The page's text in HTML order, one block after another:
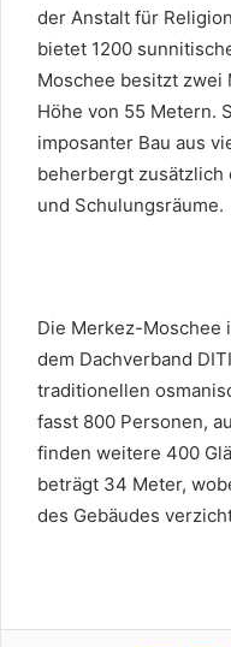
der Anstalt für
bietet 1200
Moschee besitzt
Höhe von 55 Metern.
imposanter Bau aus
beherbergt zusätzlich
und Schulungsräume.
Die Merkez-Moschee
dem Dachverband
traditionellen
fasst 800 Personen,
finden weitere 400
beträgt 34 Meter,
des Gebäudes